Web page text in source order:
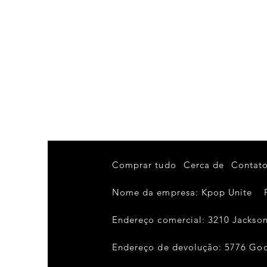
Comprar tudo Cerca de Contato
Nome da empresa: Kpop Unite
Endereço comercial: 3210
Endereço de devolução: 5776